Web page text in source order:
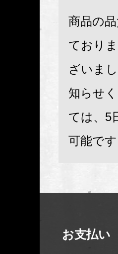
商品の
ており
ざいま
知らせ
ては、5
可能です
お支払い